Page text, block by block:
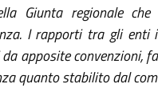
Giunta regionale
I rapporti tra gli enti
apposite convenzioni,
quanto stabilito dal